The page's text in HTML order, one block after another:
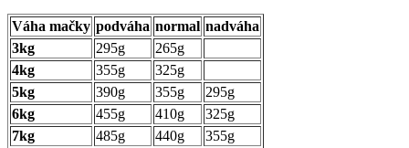
Váha mačky podváha normal nadváha
3kg
295g
265g
4kg
355g
325g
5kg
390g 355g
295g
6kg
455g 410g
325g
7kg
485g 440g
355g